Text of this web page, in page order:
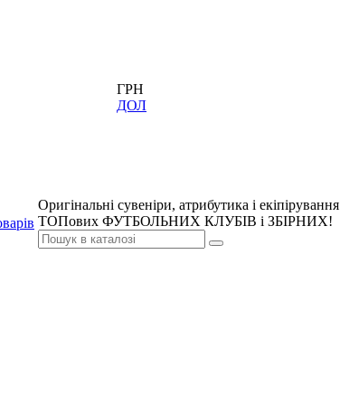
ГРН
ДОЛ
Оригінальні сувеніри, атрибутика і екіпірування
ТОПових ФУТБОЛЬНИХ КЛУБІВ і ЗБІРНИХ!